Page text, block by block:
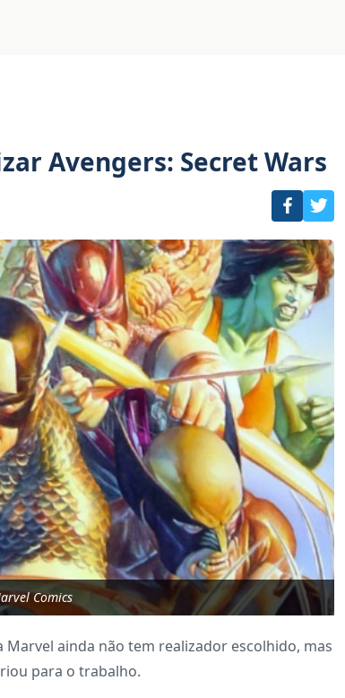
Avengers: Secret Wars
Comics
ainda não tem realizador escolhido, mas
para o trabalho.